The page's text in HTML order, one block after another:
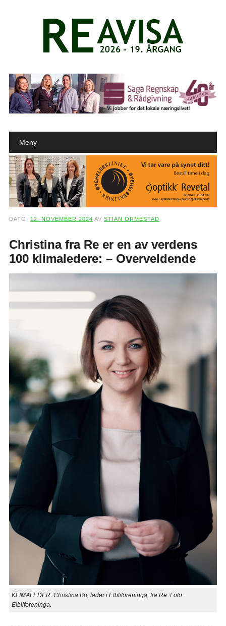
Main menu
Meny
DATO: 12. NOVEMBER 2024 AV STIAN ORMESTAD
Christina fra Re er en av verdens
100 klimaledere: – Overveldende
KLIMALEDER: Christina Bu, leder i Elbliforeninga, fra Re. Foto:
Elbilforeninga.